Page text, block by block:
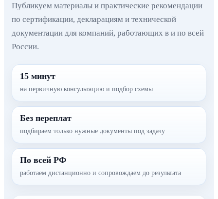
Публикуем материалы и практические рекомендации
по сертификации, декларациям и технической
документации для компаний, работающих в и по всей
России.
15 минут
на первичную консультацию и подбор схемы
Без переплат
подбираем только нужные документы под задачу
По всей РФ
работаем дистанционно и сопровождаем до результата